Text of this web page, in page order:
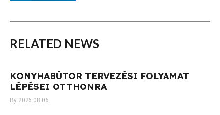
RELATED NEWS
KONYHABÚTOR TERVEZÉSI FOLYAMAT
LÉPÉSEI OTTHONRA
2026.08.06.